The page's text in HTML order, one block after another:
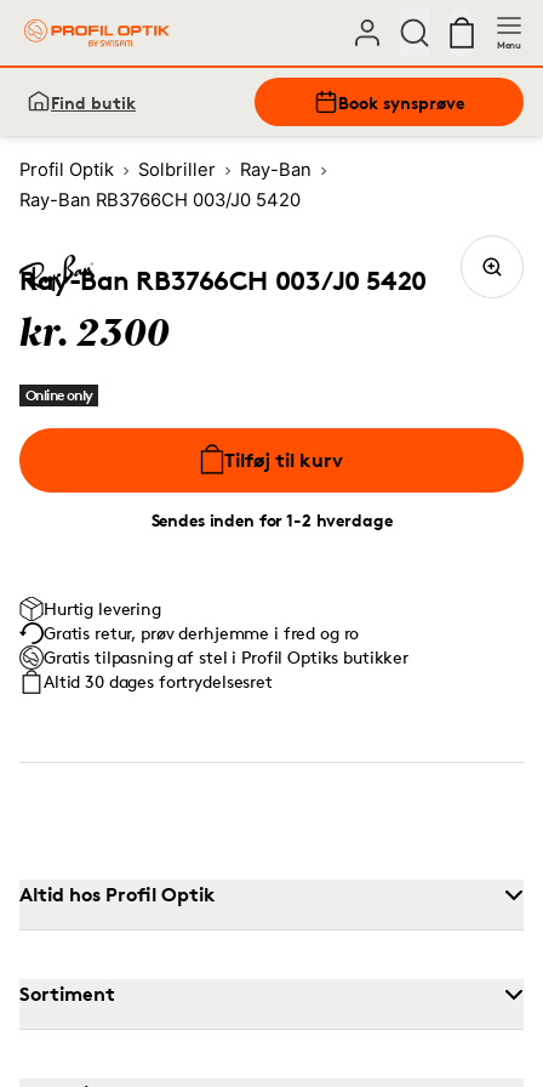
Menu
Find butik Book synsprøve
Profil Optik Solbriller
Ray-Ban
Ray-Ban RB3766CH 003/J0 5420
Ray-Ban RB3766CH 003/J0 5420
kr. 2300
Online only
Tilføj til kurv
Sendes inden for 1-2 hverdage
Hurtig levering
Gratis retur, prøv derhjemme i fred og ro
Gratis tilpasning af stel i Profil Optiks butikker
Altid 30 dages fortrydelsesret
Altid hos Profil Optik
Sortiment